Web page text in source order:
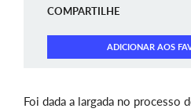
COMPARTILHE
ADICIONAR AOS
Foi dada a largada no processo